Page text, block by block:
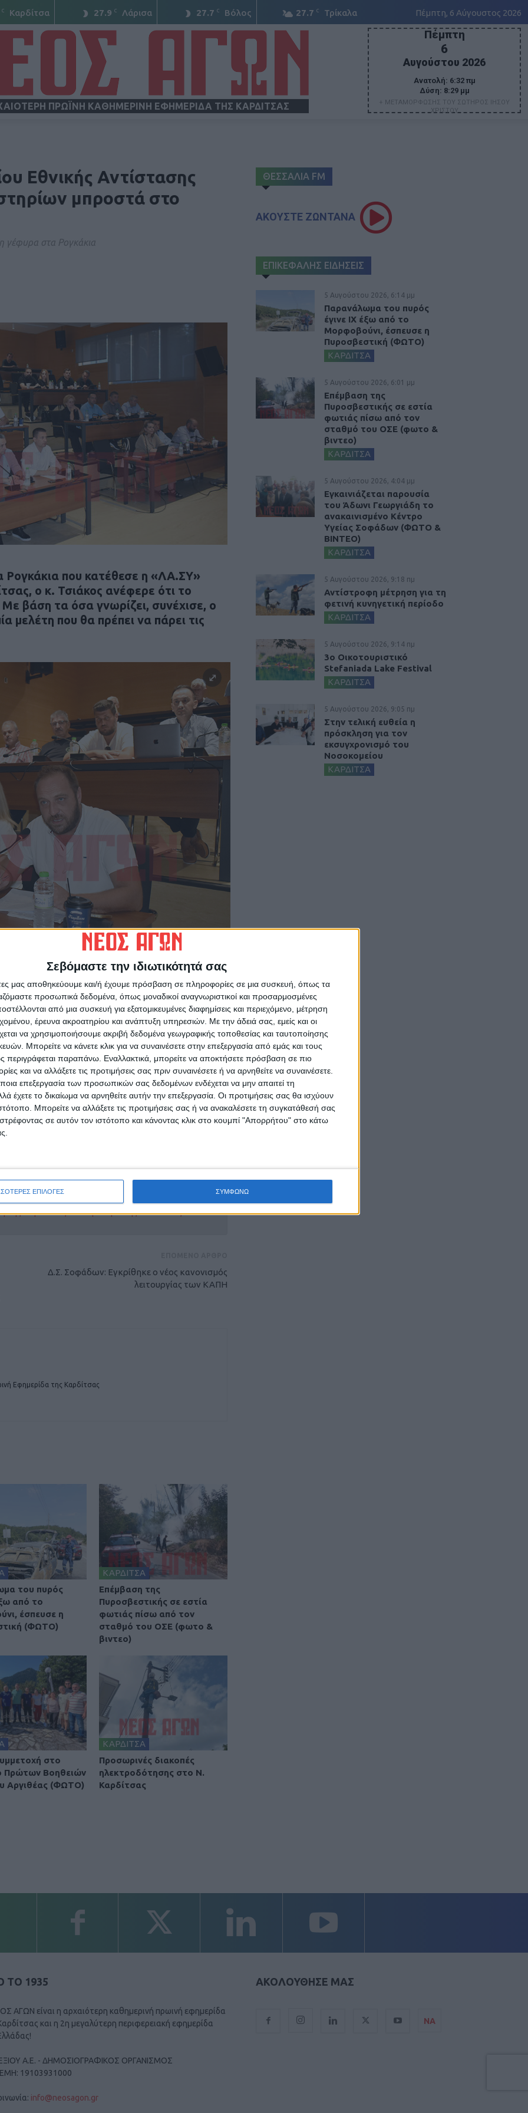
Σεβόμαστε την ιδιωτικότητά σας
μας αποθηκεύουμε και/ή έχουμε πρόσβαση σε πληροφορίες σε μια συσκευή, όπως τα
προσωπικά δεδομένα, όπως μοναδικοί αναγνωριστικοί και προσαρμοσμένες
από μια συσκευή για εξατομικευμένες διαφημίσεις και περιεχόμενο, μέτρηση
έρευνα ακροατηρίου και ανάπτυξη υπηρεσιών. Με την άδειά σας, εμείς και οι
να χρησιμοποιήσουμε ακριβή δεδομένα γεωγραφικής τοποθεσίας και ταυτοποίησης
Μπορείτε να κάνετε κλικ για να συναινέσετε στην επεξεργασία από εμάς και τους
περιγράφεται παραπάνω. Εναλλακτικά, μπορείτε να αποκτήσετε πρόσβαση σε πιο
και να αλλάξετε τις προτιμήσεις σας πριν συναινέσετε ή να αρνηθείτε να συναινέσετε.
επεξεργασία των προσωπικών σας δεδομένων ενδέχεται να μην απαιτεί τη
έχετε το δικαίωμα να αρνηθείτε αυτήν την επεξεργασία. Οι προτιμήσεις σας θα ισχύουν
Μπορείτε να αλλάξετε τις προτιμήσεις σας ή να ανακαλέσετε τη συγκατάθεσή σας
σε αυτόν τον ιστότοπο και κάνοντας κλικ στο κουμπί "Απορρήτου" στο κάτω
ΕΠΙΛΟΓΕΣ ΣΥΜΦΩΝΩ
C Καρδίτσα 27.9 C Λάρισα 27.7 C Βόλος 27.7 C Τρίκαλα Πέμπτη, 6 Αύγουστος 2026
ΠΡΩΪΝΗ ΚΑΘΗΜΕΡΙΝΗ ΕΦΗΜΕΡΙΔΑ ΤΗΣ ΚΑΡΔΙΤΣΑΣ
Πέμπτη
6
Αυγούστου 2026
Ανατολή: 6:32 πμ
Δύση: 8:29 μμ
+ ΜΕΤΑΜΟΡΦΩΣΗΣ ΤΟΥ ΣΩΤΗΡΟΣ ΙΗΣΟΥ
ΧΡΙΣΤΟΥ
Εθνικής Αντίστασης
μπροστά στο
γέφυρα στα Ρογκάκια
που κατέθεσε η «ΛΑ.ΣΥ»
ο κ. Τσιάκος ανέφερε ότι το
βάση τα όσα γνωρίζει, συνέχισε, ο
μελέτη που θα πρέπει να πάρει τις
απομάκρυνση του μνημείου της Εθνικής
στο πλαίσιο υλοποίησης του έργου
Δημοτικής Αρχής είναι το μνημείο να
«Η μεταφορά ήταν άποψη των
την απόφαση το θέμα συζητηθεί στο
Σβερώνης ανέφερε πως επειδή
επιτραπεί η συγκεκριμένη μεταφορά, τότε η
να μεταφερθεί στην πλατεία του νέου
ΝΕΟΣ ΑΓΩΝ στο Google News!
της Καρδίτσας και ευρύτερα της Θεσσαλίας
Δ.Σ. Σοφάδων: Εγκρίθηκε ο νέος κανονισμός
λειτουργίας των ΚΑΠΗ
Εφημερίδα της Καρδίτσας
του πυρός
από το
έσπευσε η
(ΦΩΤΟ)
ΚΑΡΔΙΤΣΑ
Επέμβαση της
Πυροσβεστικής σε εστία
φωτιάς πίσω από τον
σταθμό του ΟΣΕ (φωτο &
βιντεο)
στο
Πρώτων Βοηθειών
Αργιθέας (ΦΩΤΟ)
ΚΑΡΔΙΤΣΑ
Προσωρινές διακοπές
ηλεκτροδότησης στο Ν.
Καρδίτσας
ΘΕΣΣΑΛΙΑ FM
ΑΚΟΥΣΤΕ ΖΩΝΤΑΝΑ
ΕΠΙΚΕΦΑΛΗΣ ΕΙΔΗΣΕΙΣ
5 Αυγούστου 2026, 6:14 μμ
Παρανάλωμα του πυρός
έγινε ΙΧ έξω από το
Μορφοβούνι, έσπευσε η
Πυροσβεστική (ΦΩΤΟ)
ΚΑΡΔΙΤΣΑ
5 Αυγούστου 2026, 6:01 μμ
Επέμβαση της
Πυροσβεστικής σε εστία
φωτιάς πίσω από τον
σταθμό του ΟΣΕ (φωτο &
βιντεο)
ΚΑΡΔΙΤΣΑ
5 Αυγούστου 2026, 4:04 μμ
Εγκαινιάζεται παρουσία
του Άδωνι Γεωργιάδη το
ανακαινισμένο Κέντρο
Υγείας Σοφάδων (ΦΩΤΟ &
ΒΙΝΤΕΟ)
ΚΑΡΔΙΤΣΑ
5 Αυγούστου 2026, 9:18 πμ
Αντίστροφη μέτρηση για τη
φετινή κυνηγετική περίοδο
ΚΑΡΔΙΤΣΑ
5 Αυγούστου 2026, 9:14 πμ
3ο Οικοτουριστικό
Stefaniada Lake Festival
ΚΑΡΔΙΤΣΑ
5 Αυγούστου 2026, 9:05 πμ
Στην τελική ευθεία η
πρόσκληση για τον
εκσυγχρονισμό του
Νοσοκομείου
ΚΑΡΔΙΤΣΑ
ΤΟ 1935
ΑΓΩΝ είναι η αρχαιότερη καθημερινή πρωινή εφημερίδα
και η 2η μεγαλύτερη περιφερειακή εφημερίδα
Α.Ε. - ΔΗΜΟΣΙΟΓΡΑΦΙΚΟΣ ΟΡΓΑΝΙΣΜΟΣ
19103931000
info@neosagon.gr
ΑΚΟΛΟΥΘΗΣΕ ΜΑΣ
ΝΑ